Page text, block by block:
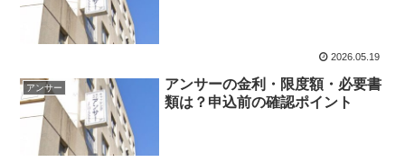
2026.05.19
アンサー
アンサーの金利・限度額・必要書
類は？申込前の確認ポイント